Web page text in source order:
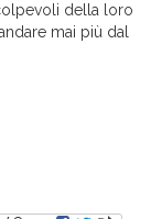
della loro
mai più dal